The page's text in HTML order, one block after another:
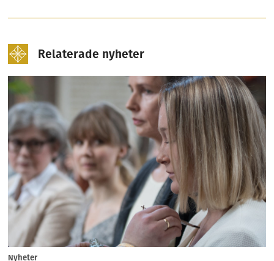
Relaterade nyheter
Nyheter